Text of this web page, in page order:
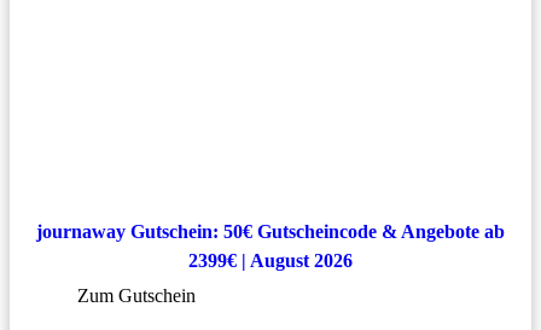
journaway Gutschein: 50€ Gutscheincode & Angebote ab
2399€ | August 2026
Zum Gutschein